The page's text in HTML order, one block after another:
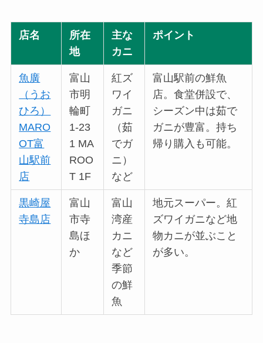
店名
所在
地
主な
カニ
ポイント
魚廣
（うお
ひろ）
MARO
OT富
山駅前
店
富山
市明
輪町
1-23
1 MA
ROO
T 1F
紅ズ
ワイ
ガニ
（茹
でガ
ニ）
など
富山駅前の鮮魚
店。食堂併設で、
シーズン中は茹で
ガニが豊富。持ち
帰り購入も可能。
黒崎屋
寺島店
富山
市寺
島ほ
か
富山
湾産
カニ
など
季節
の鮮
魚
地元スーパー。紅
ズワイガニなど地
物カニが並ぶこと
が多い。